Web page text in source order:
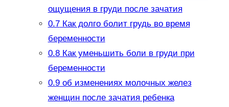
ощущения в груди после зачатия
0.7Как долго болит грудь во время
беременности
0.8Как уменьшить боли в груди при
беременности
0.9об изменениях молочных желез
женщин после зачатия ребенка